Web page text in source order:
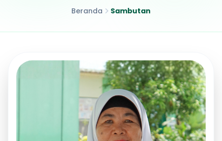
Beranda Sambutan